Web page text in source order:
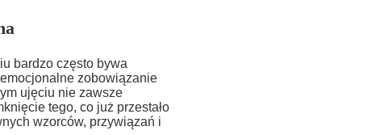
bardzo często bywa
zobowiązanie
ujęciu nie zawsze
tego, co już przestało
wzorców, przywiązań i